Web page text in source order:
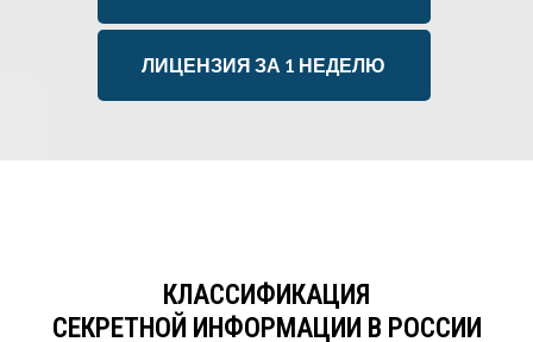
ЛИЦЕНЗИЯ ЗА 1 НЕДЕЛЮ
КЛАССИФИКАЦИЯ
СЕКРЕТНОЙ ИНФОРМАЦИИ В РОССИИ